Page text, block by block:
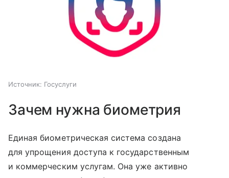
Источник: Госуслуги
Зачем нужна биометрия
Единая биометрическая система создана
для упрощения доступа к государственным
и коммерческим услугам. Она уже активно